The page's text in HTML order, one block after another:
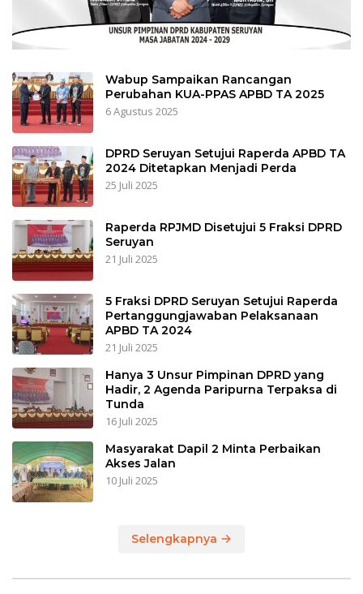
Wabup Sampaikan Rancangan
Perubahan KUA-PPAS APBD TA 2025
6 Agustus 2025
DPRD Seruyan Setujui Raperda APBD TA
2024 Ditetapkan Menjadi Perda
25 Juli 2025
Raperda RPJMD Disetujui 5 Fraksi DPRD
Seruyan
21 Juli 2025
5 Fraksi DPRD Seruyan Setujui Raperda
Pertanggungjawaban Pelaksanaan
APBD TA 2024
21 Juli 2025
Hanya 3 Unsur Pimpinan DPRD yang
Hadir, 2 Agenda Paripurna Terpaksa di
Tunda
16 Juli 2025
Masyarakat Dapil 2 Minta Perbaikan
Akses Jalan
10 Juli 2025
Selengkapnya